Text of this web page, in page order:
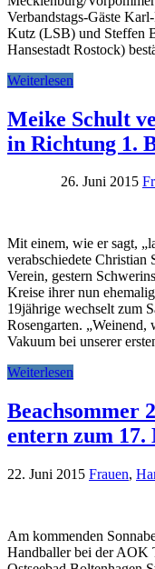
Verbandstags-Gäste
Kutz (LSB) und Steffen
Hansestadt Rostock)
Weiterlesen
Meike Schult
in Richtung 1.
26. Juni 2015
Mit einem, wie er sagt,
verabschiedete
Verein, gestern
Kreise ihrer nun
19jährige wechselt zum
Rosengarten. „Weinend,
Vakuum bei unserer
Weiterlesen
Beachsommer
entern zum 17.
22. Juni 2015 Frauen,
Am kommenden
Handballer bei der AOK